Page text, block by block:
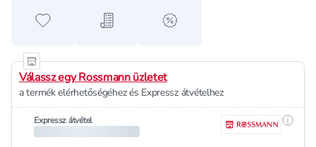
Hozzáadás a kedvencekhez
Hozzáadás a bevásárló listához
alert when on sale
Válassz egy Rossmann üzletet
a termék elérhetőségéhez és Expressz átvételhez
Expressz átvétel